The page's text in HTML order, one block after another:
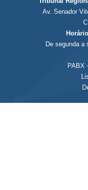
Av. Senador
De segunda a
PABX